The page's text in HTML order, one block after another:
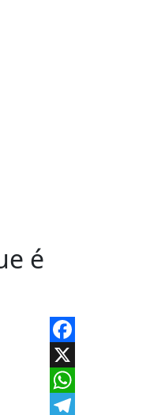
é
Facebook
X
WhatsApp